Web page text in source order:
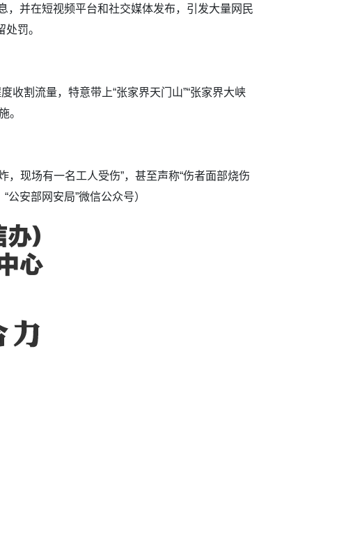
并在短视频平台和社交媒体发布，引发大量网民
罚。
割流量，特意带上“张家界天门山”“张家界大峡
。
现场有一名工人受伤”，甚至声称“伤者面部烧伤
安部网安局”微信公众号）